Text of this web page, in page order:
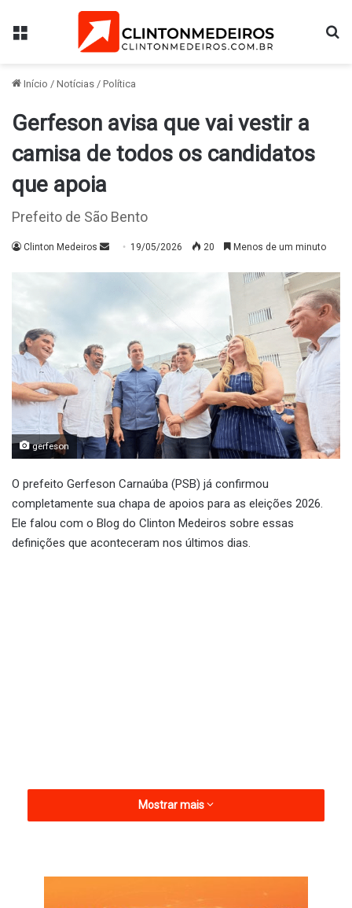
Menu
Início / Notícias / Política
Gerfeson avisa que vai vestir a
camisa de todos os candidatos
que apoia
Prefeito de São Bento
Clinton Medeiros
Mande19/05/2026 20 Menos de um minuto
gerfeson
O prefeito Gerfeson Carnaúba (PSB) já confirmou
completamente sua chapa de apoios para as eleições 2026.
Ele falou com o Blog do Clinton Medeiros sobre essas
definições que aconteceram nos últimos dias.
“Eu tenho transparência e coerência em minhas decisões
políticas, junto com todo o grupo que faço parte. Vou vestir a
Mostrar mais